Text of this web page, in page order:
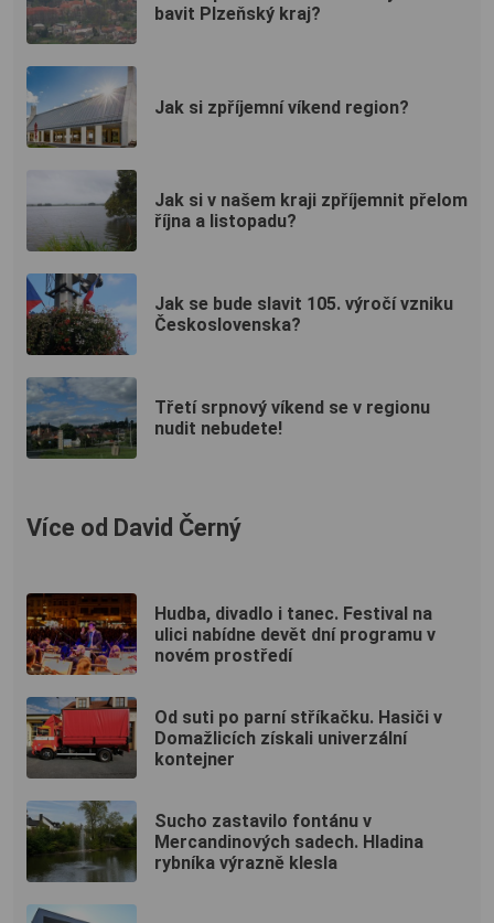
bavit Plzeňský kraj?
Jak si zpříjemní víkend region?
Jak si v našem kraji zpříjemnit přelom
října a listopadu?
Jak se bude slavit 105. výročí vzniku
Československa?
Třetí srpnový víkend se v regionu
nudit nebudete!
Více od David Černý
Hudba, divadlo i tanec. Festival na
ulici nabídne devět dní programu v
novém prostředí
Od suti po parní stříkačku. Hasiči v
Domažlicích získali univerzální
kontejner
Sucho zastavilo fontánu v
Mercandinových sadech. Hladina
rybníka výrazně klesla